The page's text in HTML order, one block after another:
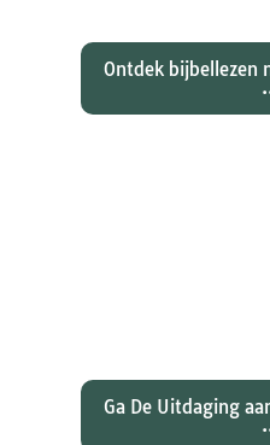
Ontdek bijbellezen
Ga De Uitdaging